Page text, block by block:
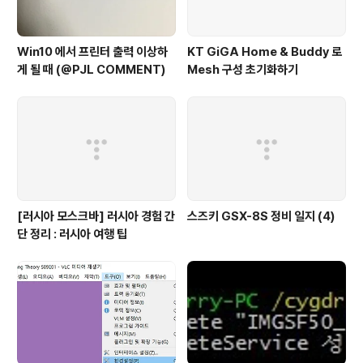
Win10 에서 프린터 출력 이상하
게 될 때 (@PJL COMMENT)
KT GiGA Home & Buddy 로
Mesh 구성 초기화하기
[러시아 모스크바] 러시아 경험 간
단 정리 : 러시아 여행 팁
스즈키 GSX-8S 정비 일지 (4)